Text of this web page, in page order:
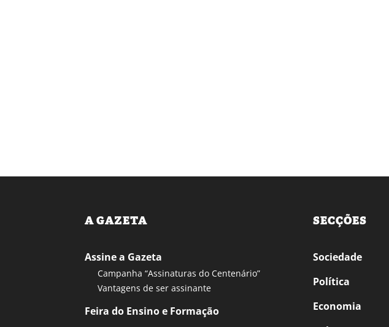
A GAZETA
Assine a Gazeta
Campanha “Assinaturas do Centenário”
Vantagens de ser assinante
Feira do Ensino e Formação
SECÇÕES
Sociedade
Política
Economia